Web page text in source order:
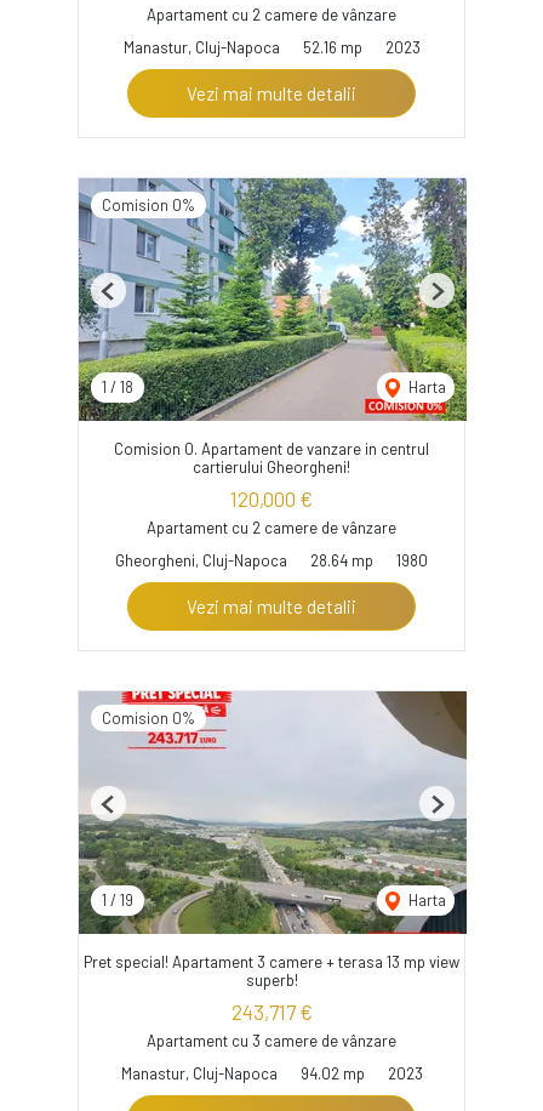
Apartament cu 2 camere de vânzare
Manastur, Cluj-Napoca
52.16 mp 2023
Vezi mai multe detalii
Comision 0%
1 / 18 Harta
Previous Next
Comision 0. Apartament de vanzare in centrul
cartierului Gheorgheni!
120,000 €
Apartament cu 2 camere de vânzare
Gheorgheni, Cluj-Napoca
28.64 mp 1980
Vezi mai multe detalii
Comision 0%
1 / 19 Harta
Previous Next
Pret special! Apartament 3 camere + terasa 13 mp view
superb!
243,717 €
Apartament cu 3 camere de vânzare
Manastur, Cluj-Napoca
94.02 mp 2023